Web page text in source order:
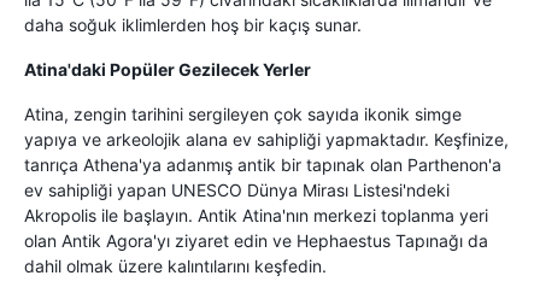
daha soğuk iklimlerden hoş bir kaçış sunar.
Atina'daki Popüler Gezilecek Yerler
Atina, zengin tarihini sergileyen çok sayıda ikonik simge
yapıya ve arkeolojik alana ev sahipliği yapmaktadır. Keşfinize,
tanrıça Athena'ya adanmış antik bir tapınak olan Parthenon'a
ev sahipliği yapan UNESCO Dünya Mirası Listesi'ndeki
Akropolis ile başlayın. Antik Atina'nın merkezi toplanma yeri
olan Antik Agora'yı ziyaret edin ve Hephaestus Tapınağı da
dahil olmak üzere kalıntılarını keşfedin.